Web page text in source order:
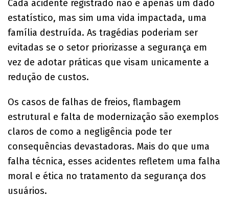
Cada acidente registrado não é apenas um dado
estatístico, mas sim uma vida impactada, uma
família destruída. As tragédias poderiam ser
evitadas se o setor priorizasse a segurança em
vez de adotar práticas que visam unicamente a
redução de custos.
Os casos de falhas de freios, flambagem
estrutural e falta de modernização são exemplos
claros de como a negligência pode ter
consequências devastadoras. Mais do que uma
falha técnica, esses acidentes refletem uma falha
moral e ética no tratamento da segurança dos
usuários.